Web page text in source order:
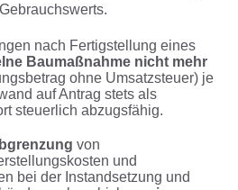
nach Fertigstellung eines
Baumaßnahme nicht mehr
ohne Umsatzsteuer) je
auf Antrag stets als
steuerlich abzugsfähig.
von
und
bei der Instandsetzung und